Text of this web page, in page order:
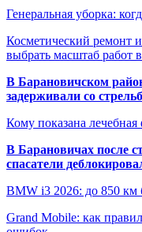
Генеральная уборка:
Косметический ремонт
выбрать масштаб работ
В Барановичском
задерживали со
Кому показана
В Барановичах после
спасатели
BMW i3 2026: до 850 км
Grand Mobile: как